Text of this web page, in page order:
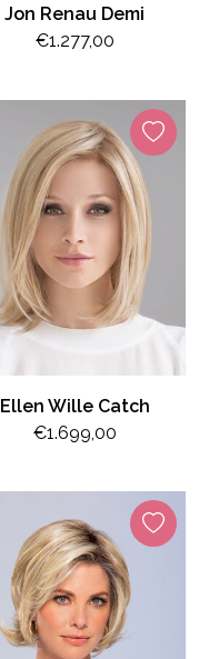
Jon Renau Demi
€1.277,00
Ellen Wille Catch
€1.699,00